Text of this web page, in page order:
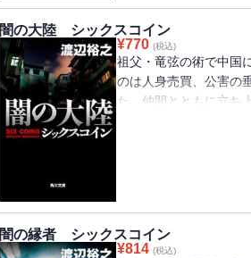
闇の大陸 シックスコイン
¥770 (税込)
祖父・竜弦の術で中国
のは人身売買、公害の
た。仲間とともに立ち
闇の縁者 シックスコイン
¥814 (税込)